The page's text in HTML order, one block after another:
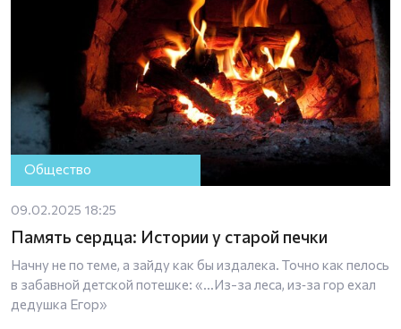
Общество
09.02.2025 18:25
Память сердца: Истории у старой печки
Начну не по теме, а зайду как бы издалека. Точно как пелось
в забавной детской потешке: «…Из-за леса, из‑за гор ехал
дедушка Егор»